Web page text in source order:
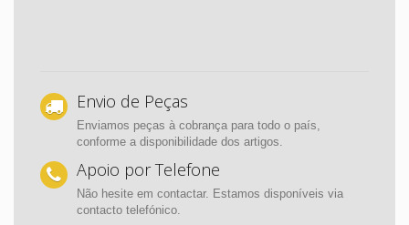
Envio de Peças
Enviamos peças à cobrança para todo o país,
conforme a disponibilidade dos artigos.
Apoio por Telefone
Não hesite em contactar. Estamos disponíveis via
contacto telefónico.